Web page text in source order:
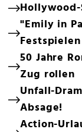
"Emily in
Festspielen
50 Jahre
Zug rollen
Unfall-
Absage!
Action-